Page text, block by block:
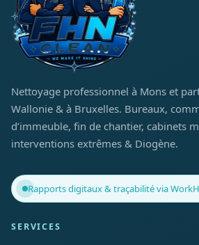
Nettoyage professionnel à Mons et
Wallonie & à Bruxelles. Bureaux,
d’immeuble, fin de chantier, cabinets
interventions extrêmes & Diogène.
Rapports digitaux & traçabilité via
SERVICES